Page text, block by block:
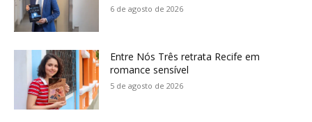
6 de agosto de 2026
Entre Nós Três retrata Recife em
romance sensível
5 de agosto de 2026